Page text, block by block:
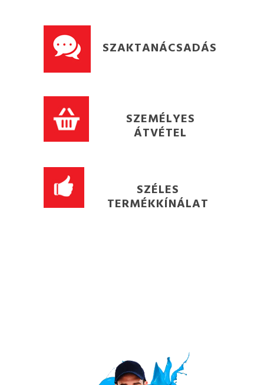
SZAKTANÁCSADÁS
SZEMÉLYES
ÁTVÉTEL
SZÉLES
TERMÉKKÍNÁLAT